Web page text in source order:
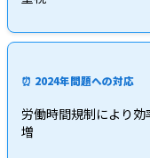
⏰ 2024年問題への対応
労働時間規制により
増